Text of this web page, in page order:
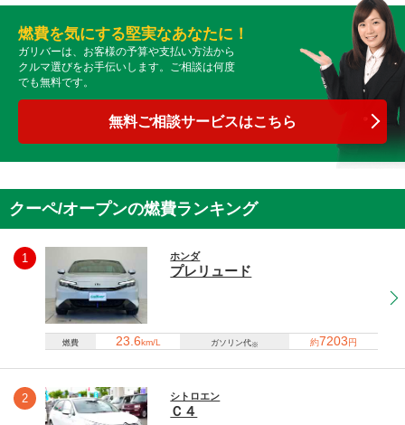
燃費を気にする堅実なあなたに！
ガリバーは、お客様の予算や支払い方法から
クルマ選びをお手伝いします。ご相談は何度
でも無料です。
無料ご相談サービスはこちら
クーペ/オープンの燃費ランキング
1 ホンダ
プレリュード
燃費 23.6km/L ガソリン代※ 約7203円
2 シトロエン
Ｃ４